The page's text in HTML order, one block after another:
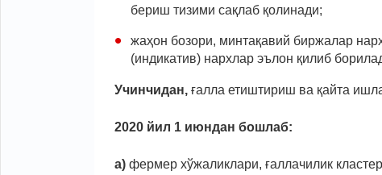
бериш тизими сақлаб қолинади;
жаҳон бозори, минтақавий биржалар
(индикатив) нархлар эълон қилиб
Учинчидан, ғалла етиштириш ва қайта
2020 йил 1 июндан бошлаб:
а) фермер хўжаликлари, ғаллачилик